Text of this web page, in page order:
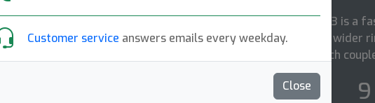
Customer service answers emails every weekday.
Close
The fx-3 is a
slightly wider
which